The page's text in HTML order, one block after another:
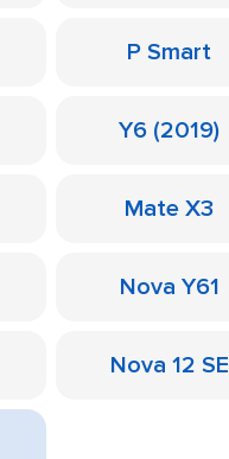
P Smart
Y6 (2019)
Mate X3
Nova Y61
Nova 12 SE